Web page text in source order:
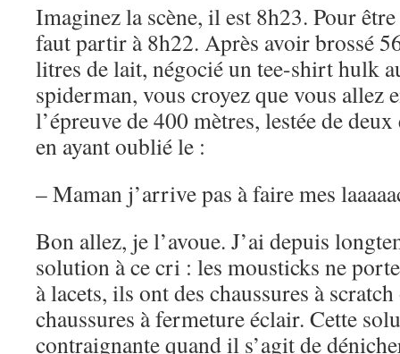
Imaginez la scène, il est 8h23. Pour
faut partir à 8h22. Après avoir brossé
litres de lait, négocié un tee-shirt hulk
spiderman, vous croyez que vous allez
l’épreuve de 400 mètres, lestée de
en ayant oublié le :
– Maman j’arrive pas à faire mes
Bon allez, je l’avoue. J’ai depuis
solution à ce cri : les mousticks ne
à lacets, ils ont des chaussures à
chaussures à fermeture éclair. Cette
contraignante quand il s’agit de